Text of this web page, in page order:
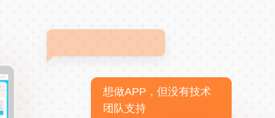
想做APP，但没有技术
团队支持